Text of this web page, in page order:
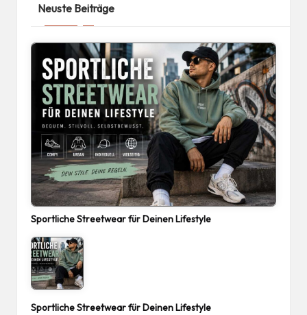
Neuste Beiträge
Sportliche Streetwear für Deinen Lifestyle
Sportliche Streetwear für Deinen Lifestyle